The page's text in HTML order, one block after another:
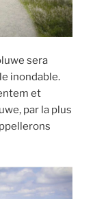
sera
inondable.
et
par la plus